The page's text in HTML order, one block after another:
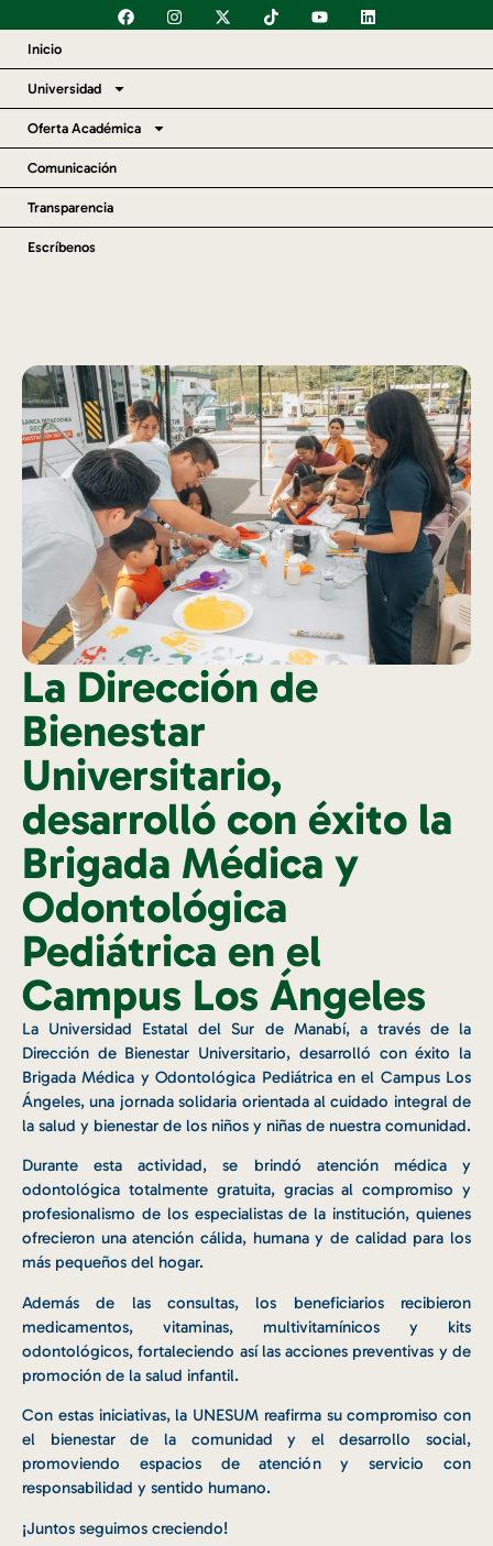
Inicio
Universidad
Oferta Académica
Comunicación
Transparencia
Escríbenos
La Dirección de
Bienestar
Universitario,
desarrolló con éxito la
Brigada Médica y
Odontológica
Pediátrica en el
Campus Los Ángeles
La Universidad Estatal del Sur de Manabí, a través de la
Dirección de Bienestar Universitario, desarrolló con éxito la
Brigada Médica y Odontológica Pediátrica en el Campus Los
Ángeles, una jornada solidaria orientada al cuidado integral de
la salud y bienestar de los niños y niñas de nuestra comunidad.
Durante esta actividad, se brindó atención médica y
odontológica totalmente gratuita, gracias al compromiso y
profesionalismo de los especialistas de la institución, quienes
ofrecieron una atención cálida, humana y de calidad para los
más pequeños del hogar.
Además de las consultas, los beneficiarios recibieron
medicamentos, vitaminas, multivitamínicos y kits
odontológicos, fortaleciendo así las acciones preventivas y de
promoción de la salud infantil.
Con estas iniciativas, la UNESUM reafirma su compromiso con
el bienestar de la comunidad y el desarrollo social,
promoviendo espacios de atención y servicio con
responsabilidad y sentido humano.
¡Juntos seguimos creciendo!